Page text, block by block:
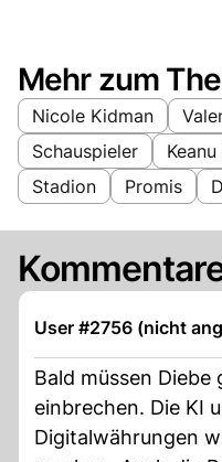
Mehr zum
Nicole Kidman
Schauspieler
Stadion
Promis
User #2756 (nicht
Bald müssen
einbrechen. Die KI
Digitalwährungen